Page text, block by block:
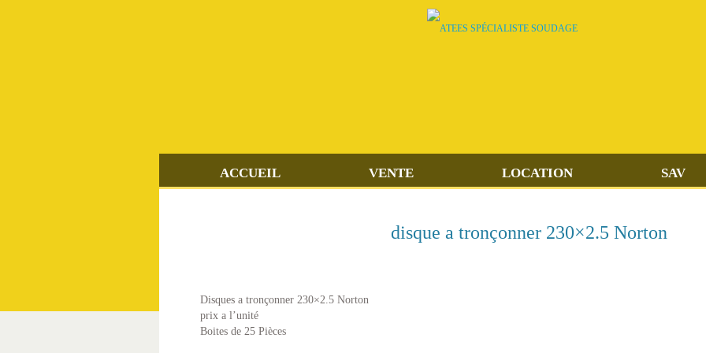
ACCUEIL VENTE LOCATION SAV
disque a tronçonner 230×2.5 Norton
Disques a tronçonner 230×2.5 Norton
prix a l’unité
Boites de 25 Pièces